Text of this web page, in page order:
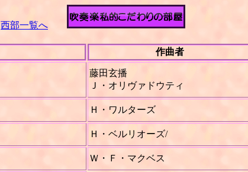
西部一覧へ
作曲者
藤田玄播
Ｊ・オリヴァドウティ
Ｈ・ワルターズ
Ｈ・ベルリオーズ/
Ｗ・Ｆ・マクベス